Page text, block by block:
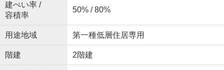
建ぺい率 /
容積率
50% / 80%
用途地域 第一種低層住居専用
階建 2階建